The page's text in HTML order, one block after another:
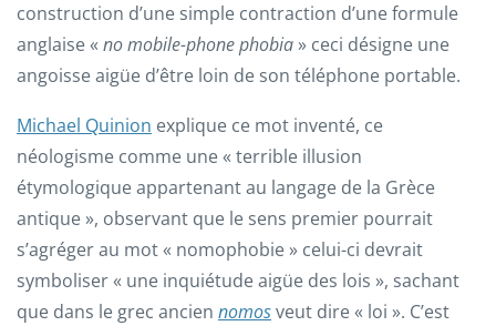
construction d’une simple contraction d’une formule
anglaise « no mobile-phone phobia» ceci désigne une
angoisse aigüe d’être loin de son téléphone portable.
Michael Quinion explique ce mot inventé, ce
néologisme comme une « terrible illusion
étymologique appartenant au langage de la Grèce
antique », observant que le sens premier pourrait
s’agréger au mot « nomophobie » celui-ci devrait
symboliser « une inquiétude aigüe des lois », sachant
que dans le grec ancien nomosveut dire « loi ». C’est